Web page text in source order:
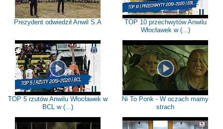
Prezydent odwiedził Anwil S.A
TOP 10 przechwytów Anwilu
Włocławek w (...)
TOP 5 rzutów Anwilu Włocławek w
BCL w (...)
Ni To Ponk - W oczach mamy
strach